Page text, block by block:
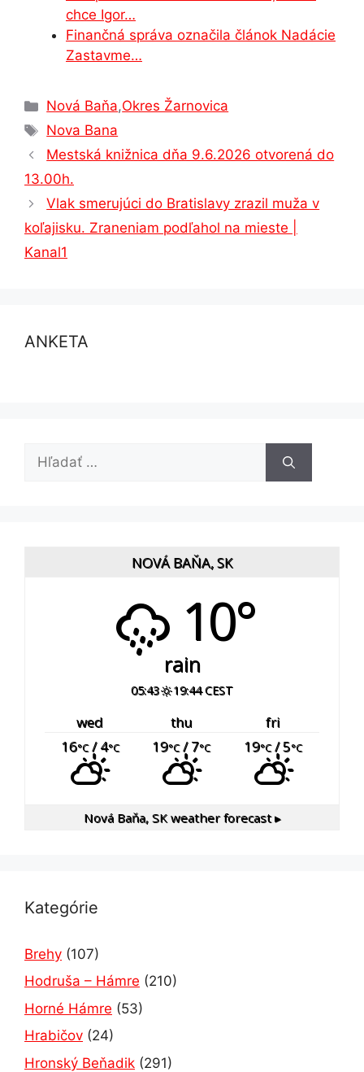
chce Igor…
Finančná správa označila článok Nadácie
Zastavme…
Kategórie
Nová Baňa,Okres Žarnovica
Značky
Nova Bana
Mestská knižnica dňa 9.6.2026 otvorená do
13.00h.
Vlak smerujúci do Bratislavy zrazil muža v
koľajisku. Zraneniam podľahol na mieste |
Kanal1
ANKETA
Hľadať:
NOVÁ BAŇA, SK
10°
rain
05:43 19:44 CEST
wed thu
fri
16°C/ 4°C 19°C/ 7°C 19°C/ 5°C
Nová Baňa, SKweather forecast ▸
Kategórie
Brehy (107)
Hodruša – Hámre (210)
Horné Hámre (53)
Hrabičov (24)
Hronský Beňadik (291)